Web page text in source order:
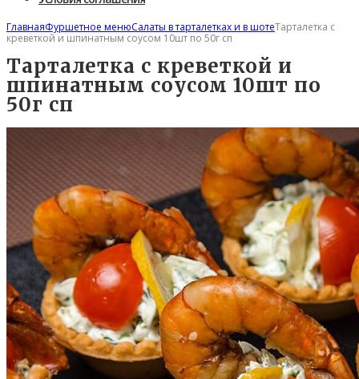
ГлавнаяФуршетное менюСалаты в тарталетках и в шотеТарталетка с
креветкой и шпинатным соусом 10шт по 50г сп
Тарталетка с креветкой и
шпинатным соусом 10шт по
50г сп